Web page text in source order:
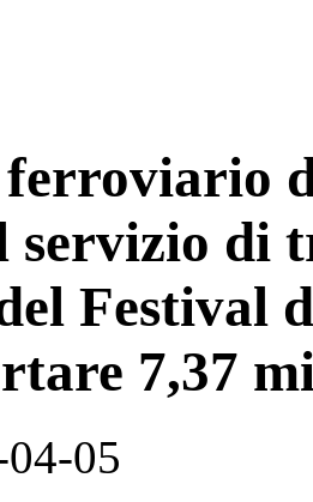
di
Festival
7,37
05